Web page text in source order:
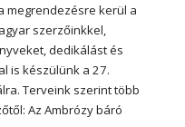
megrendezésre kerül a
szerzőinkkel,
dedikálást és
is készülünk a 27.
Terveink szerint több
Az Ambrózy báró